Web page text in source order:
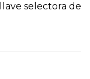
selectora de